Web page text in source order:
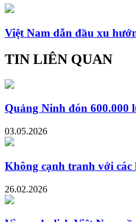
Việt Nam dẫn đầu xu
TIN LIÊN QUAN
Quảng Ninh đón 600.000
03.05.2026
Không cạnh tranh với các
26.02.2026